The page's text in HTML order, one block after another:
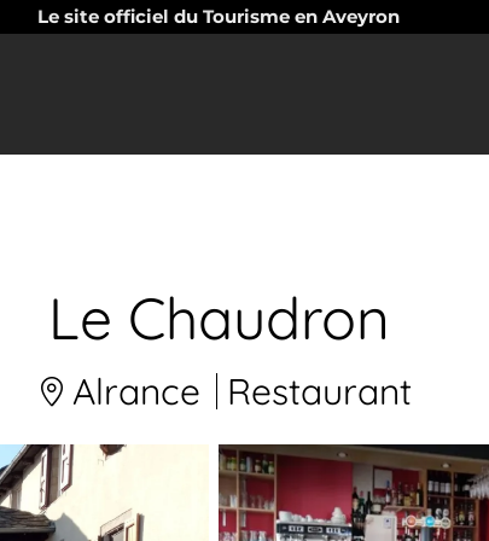
Le site officiel du Tourisme en Aveyron
Le Chaudron
Alrance Restaurant